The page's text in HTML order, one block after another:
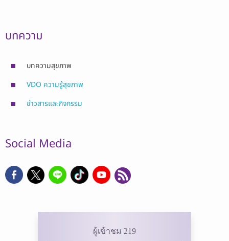
บทความ
บทความสุขภาพ
VDO ความรู้สุขภาพ
ข่าวสารและกิจกรรม
Social Media
ผู้เข้าชม 219